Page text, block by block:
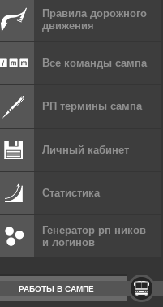
Правила дорожного
движения
Все команды сампа
РП термины сампа
Личный кабинет
Статистика
Генератор рп ников
и логинов
РАБОТЫ В САМПЕ